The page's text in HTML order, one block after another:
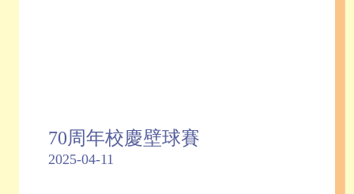
70周年校慶壁球賽
2025-04-11